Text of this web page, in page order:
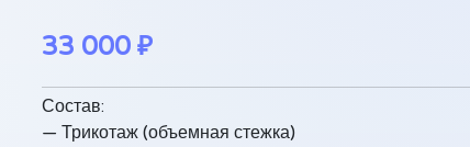
33 000 ₽
Состав:
— Трикотаж (объемная стежка)